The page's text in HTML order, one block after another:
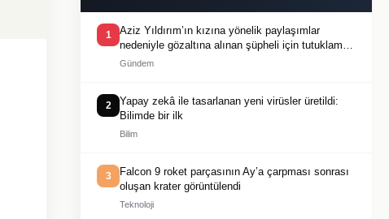
1
Aziz Yıldırım’ın kızına yönelik paylaşımlar
nedeniyle gözaltına alınan şüpheli için tutuklama
talebi
Gündem
2
Yapay zekâ ile tasarlanan yeni virüsler üretildi:
Bilimde bir ilk
Bilim
3
Falcon 9 roket parçasının Ay’a çarpması sonrası
oluşan krater görüntülendi
Teknoloji